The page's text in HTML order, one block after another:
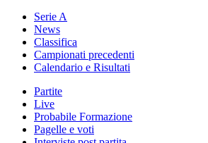
Serie A
News
Classifica
Campionati precedenti
Calendario e Risultati
Partite
Live
Probabile Formazione
Pagelle e voti